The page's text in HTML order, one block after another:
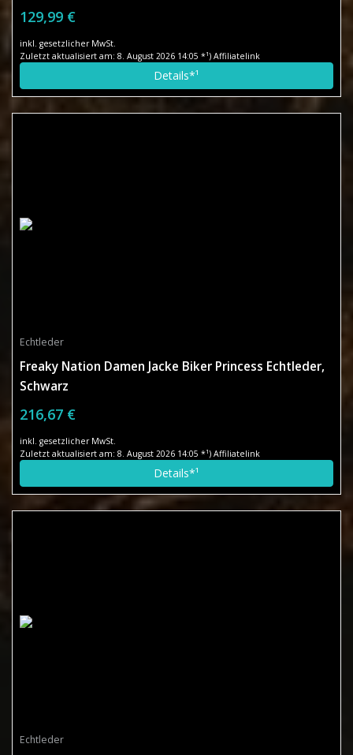
129,99 €
inkl. gesetzlicher MwSt.
Zuletzt aktualisiert am: 8. August 2026 14:05 *¹) Affiliatelink
Details*¹
Echtleder
Freaky Nation Damen Jacke Biker Princess Echtleder,
Schwarz
216,67 €
inkl. gesetzlicher MwSt.
Zuletzt aktualisiert am: 8. August 2026 14:05 *¹) Affiliatelink
Details*¹
Echtleder